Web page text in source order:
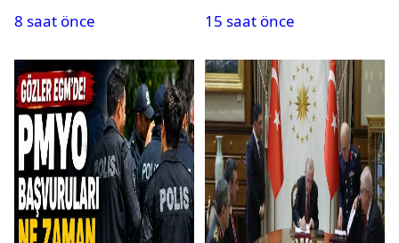
8 saat önce
Karapınar hakkında
ortaya çıktı
15 saat önce